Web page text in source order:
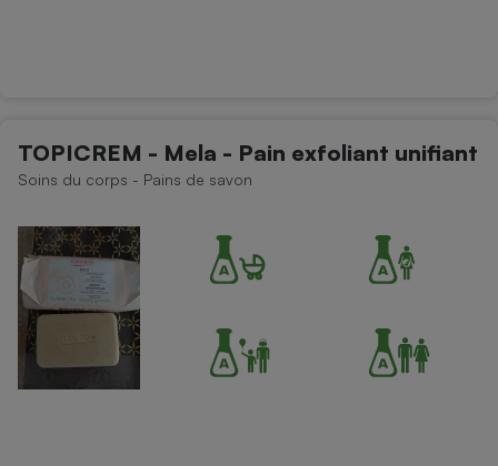
TOPICREM - Mela - Pain exfoliant unifiant
Soins du corps - Pains de savon